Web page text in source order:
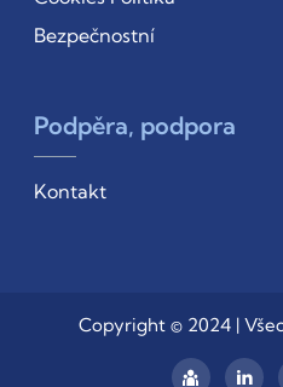
Bezpečnostní
Podpěra, podpora
Kontakt
Copyright © 2024 |